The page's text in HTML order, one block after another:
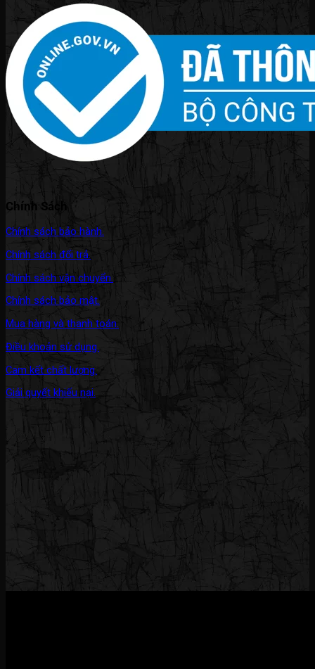
Chính Sách
Chính sách bảo hành.
Chính sách đổi trả.
Chính sách vận chuyển.
Chính sách bảo mật.
Mua hàng và thanh toán.
Điều khoản sử dụng.
Cam kết chất lượng.
Giải quyết khiếu nại.